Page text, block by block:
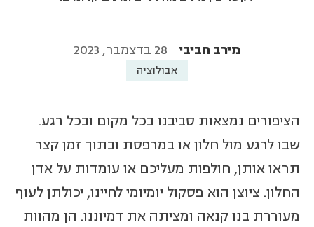
מירב חביבי 28 בדצמבר, 2023
אבולוציה
הציפורים נמצאות סביבנו בכל מקום ובכל רגע.
שבו לרגע מול חלון או במרפסת ובתוך זמן קצר
תראו אותן, חולפות מעליכם או עומדות על אדן
החלון. ציוצן הוא פסקול יומיומי לחיינו, יכולתן לעוף
מעוררת בנו קנאה ומציתה את דמיוננו. הן מהוות